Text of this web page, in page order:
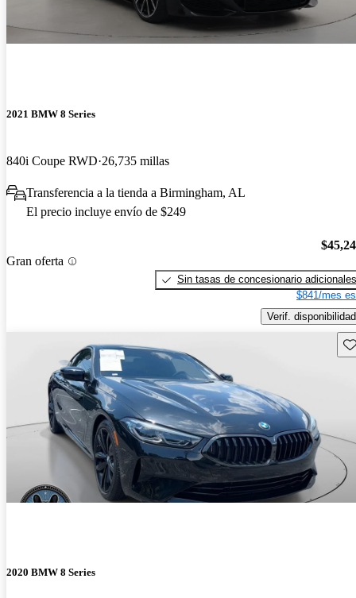
2021 BMW 8 Series
840i Coupe RWD 26,735 millas
Transferencia a la tienda a Birmingham, AL
El precio incluye envío de $249
Gran oferta
Sin tasas de concesionario adicionales
$841/mes
Verif. disponibilidad
2020 BMW 8 Series